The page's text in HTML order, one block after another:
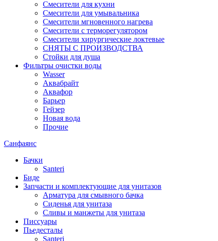
Смесители для кухни
Смесители для умывальника
Смесители мгновенного нагрева
Смесители с терморегулятором
Смесители хирургические локтевые
СНЯТЫ С ПРОИЗВОДСТВА
Стойки для душа
Фильтры очистки воды
Wasser
Аквабрайт
Аквафор
Барьер
Гейзер
Новая вода
Прочие
Санфаянс
Бачки
Santeri
Биде
Запчасти и комплектующие для унитазов
Арматура для смывного бачка
Сиденья для унитаза
Сливы и манжеты для унитаза
Писсуары
Пьедесталы
Santeri